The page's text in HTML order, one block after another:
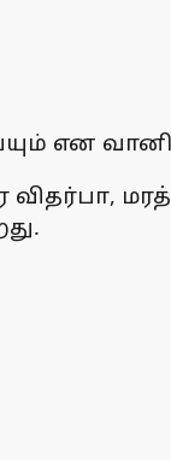
என
விதர்பா,